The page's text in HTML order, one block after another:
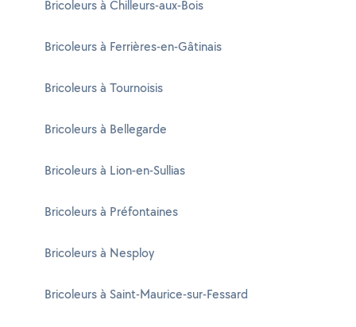
Bricoleurs à Chilleurs-aux-Bois
Bricoleurs à Ferrières-en-Gâtinais
Bricoleurs à Tournoisis
Bricoleurs à Bellegarde
Bricoleurs à Lion-en-Sullias
Bricoleurs à Préfontaines
Bricoleurs à Nesploy
Bricoleurs à Saint-Maurice-sur-Fessard